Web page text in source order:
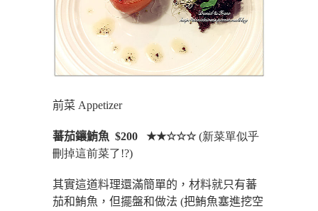
前菜 Appetizer
蕃茄鑲鮪魚 $200 ★★☆☆☆(新菜單似乎
刪掉這前菜了!?)
其實這道料理還滿簡單的，材料就只有蕃
茄和鮪魚，但擺盤和做法 (把鮪魚塞進挖空